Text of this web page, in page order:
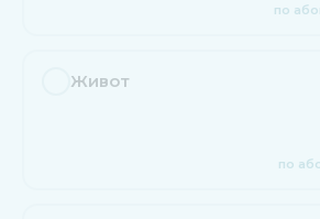
по
Живот
по